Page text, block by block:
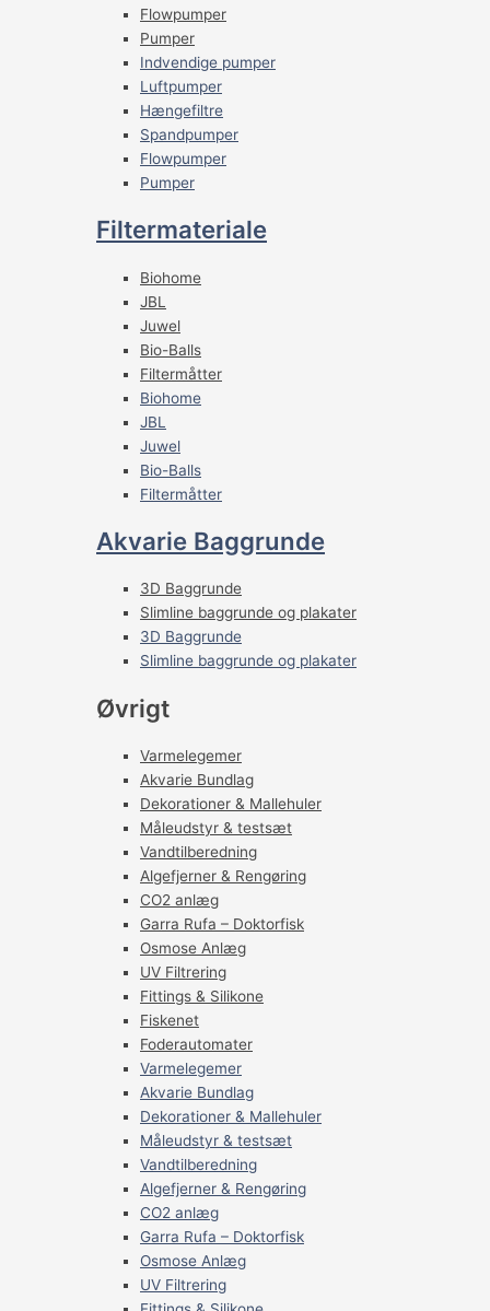
Flowpumper
Pumper
Indvendige pumper
Luftpumper
Hængefiltre
Spandpumper
Flowpumper
Pumper
Filtermateriale
Biohome
JBL
Juwel
Bio-Balls
Filtermåtter
Biohome
JBL
Juwel
Bio-Balls
Filtermåtter
Akvarie Baggrunde
3D Baggrunde
Slimline baggrunde og plakater
3D Baggrunde
Slimline baggrunde og plakater
Øvrigt
Varmelegemer
Akvarie Bundlag
Dekorationer & Mallehuler
Måleudstyr & testsæt
Vandtilberedning
Algefjerner & Rengøring
CO2 anlæg
Garra Rufa – Doktorfisk
Osmose Anlæg
UV Filtrering
Fittings & Silikone
Fiskenet
Foderautomater
Varmelegemer
Akvarie Bundlag
Dekorationer & Mallehuler
Måleudstyr & testsæt
Vandtilberedning
Algefjerner & Rengøring
CO2 anlæg
Garra Rufa – Doktorfisk
Osmose Anlæg
UV Filtrering